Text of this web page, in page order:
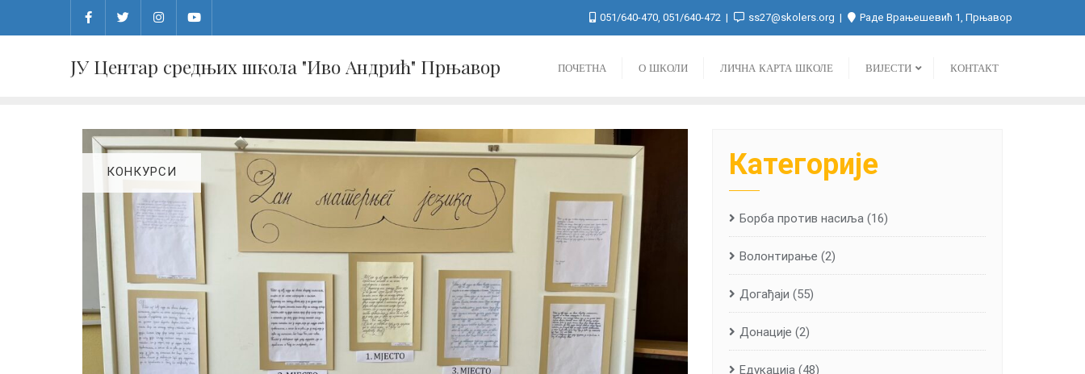
051/640-470, 051/640-472 ss27@skolers.org Раде Врањешевић 1, Прњавор
ЈУ Центар средњих школа "Иво Андрић" Прњавор ПОЧЕТНА О ШКОЛИ ЛИЧНА КАРТА ШКОЛЕ ВИЈЕСТИ КОНТАКТ
КОНКУРСИ Категорије
Борба против насиља (16)
Волонтирање (2)
Догађаји (55)
Донације (2)
Едукација (48)